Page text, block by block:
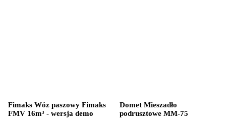
Fimaks Wóz paszowy Fimaks
FMV 16m³ - wersja demo
Domet Mieszadło
podrusztowe MM-75